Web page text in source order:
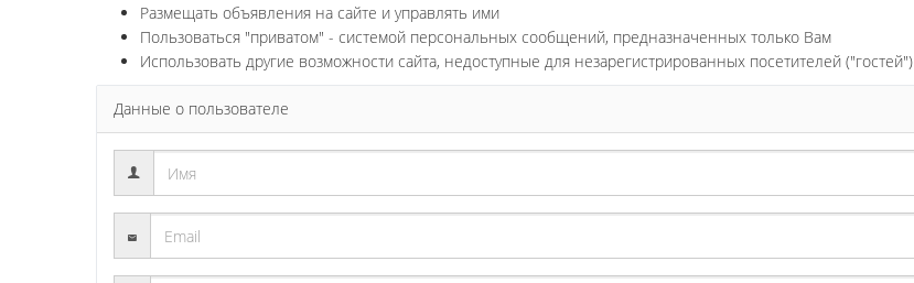
Размещать объявления на сайте и управлять ими
Пользоваться "приватом" - системой персональных сообщений, предназначенных только Вам
Использовать другие возможности сайта, недоступные для незарегистрированных посетителей ("гостей")
Данные о пользователе